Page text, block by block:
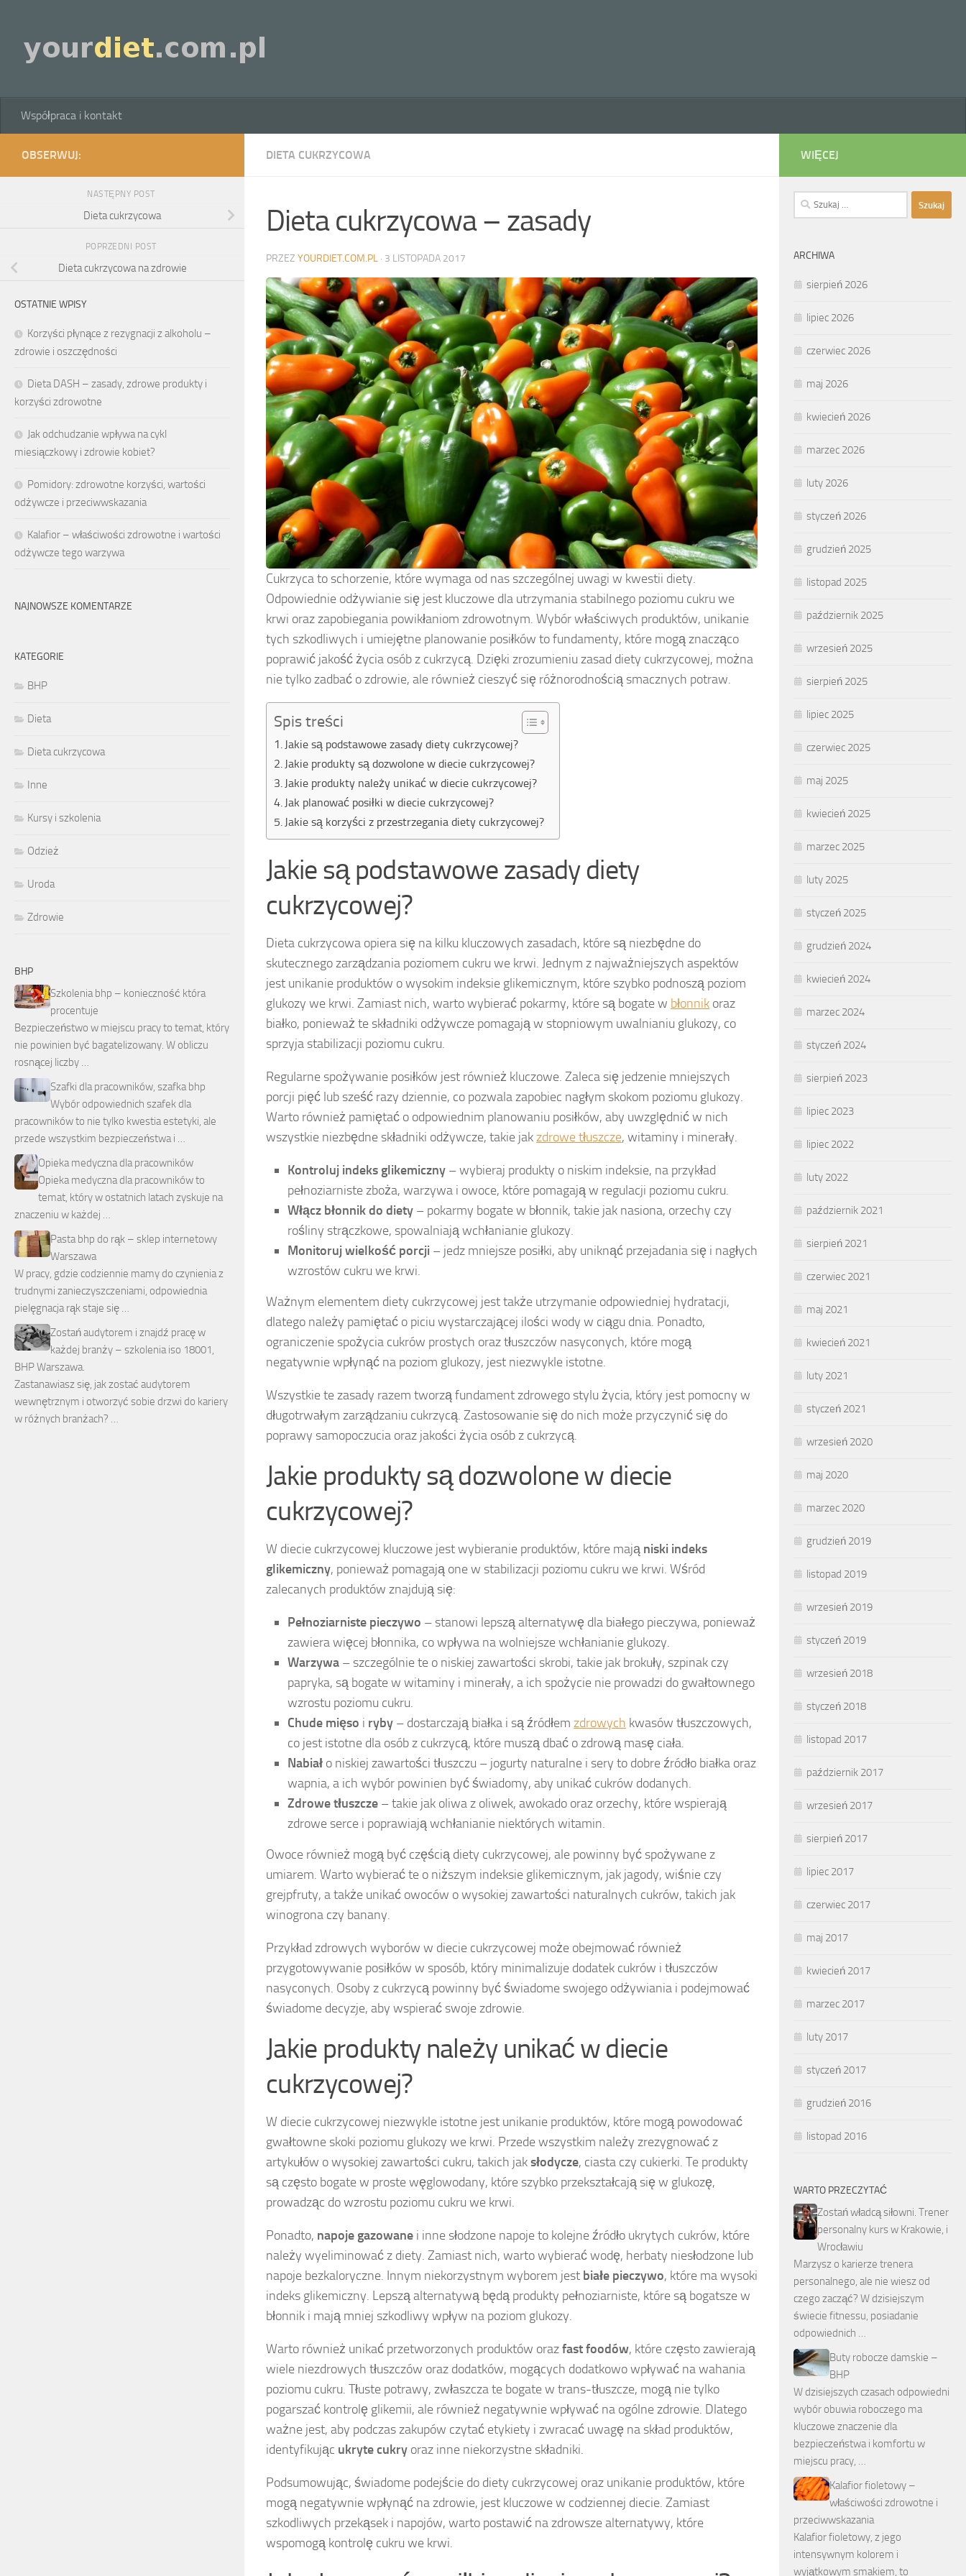
Współpraca i kontakt
DIETA CUKRZYCOWA
Dieta cukrzycowa – zasady
PRZEZ YOURDIET.COM.PL · 3 LISTOPADA 2017
Cukrzyca to schorzenie, które wymaga od nas szczególnej uwagi w kwestii diety.
Odpowiednie odżywianie się jest kluczowe dla utrzymania stabilnego poziomu cukru we
krwi oraz zapobiegania powikłaniom zdrowotnym. Wybór właściwych produktów, unikanie
tych szkodliwych i umiejętne planowanie posiłków to fundamenty, które mogą znacząco
poprawić jakość życia osób z cukrzycą. Dzięki zrozumieniu zasad diety cukrzycowej, można
nie tylko zadbać o zdrowie, ale również cieszyć się różnorodnością smacznych potraw.
Spis treści
Jakie są podstawowe zasady diety cukrzycowej?
Jakie produkty są dozwolone w diecie cukrzycowej?
Jakie produkty należy unikać w diecie cukrzycowej?
Jak planować posiłki w diecie cukrzycowej?
Jakie są korzyści z przestrzegania diety cukrzycowej?
Jakie są podstawowe zasady diety
cukrzycowej?
Dieta cukrzycowa opiera się na kilku kluczowych zasadach, które są niezbędne do
skutecznego zarządzania poziomem cukru we krwi. Jednym z najważniejszych aspektów
jest unikanie produktów o wysokim indeksie glikemicznym, które szybko podnoszą poziom
glukozy we krwi. Zamiast nich, warto wybierać pokarmy, które są bogate w błonnik oraz
białko, ponieważ te składniki odżywcze pomagają w stopniowym uwalnianiu glukozy, co
sprzyja stabilizacji poziomu cukru.
Regularne spożywanie posiłków jest również kluczowe. Zaleca się jedzenie mniejszych
porcji pięć lub sześć razy dziennie, co pozwala zapobiec nagłym skokom poziomu glukozy.
Warto również pamiętać o odpowiednim planowaniu posiłków, aby uwzględnić w nich
wszystkie niezbędne składniki odżywcze, takie jakzdrowe tłuszcze, witaminy i minerały.
Kontroluj indeks glikemiczny – wybieraj produkty o niskim indeksie, na przykład
pełnoziarniste zboża, warzywa i owoce, które pomagają w regulacji poziomu cukru.
Włącz błonnik do diety – pokarmy bogate w błonnik, takie jak nasiona, orzechy czy
rośliny strączkowe, spowalniają wchłanianie glukozy.
Monitoruj wielkość porcji – jedz mniejsze posiłki, aby uniknąć przejadania się i nagłych
wzrostów cukru we krwi.
Ważnym elementem diety cukrzycowej jest także utrzymanie odpowiedniej hydratacji,
dlatego należy pamiętać o piciu wystarczającej ilości wody w ciągu dnia. Ponadto,
ograniczenie spożycia cukrów prostych oraz tłuszczów nasyconych, które mogą
negatywnie wpłynąć na poziom glukozy, jest niezwykle istotne.
Wszystkie te zasady razem tworzą fundament zdrowego stylu życia, który jest pomocny w
długotrwałym zarządzaniu cukrzycą. Zastosowanie się do nich może przyczynić się do
poprawy samopoczucia oraz jakości życia osób z cukrzycą.
Jakie produkty są dozwolone w diecie
cukrzycowej?
W diecie cukrzycowej kluczowe jest wybieranie produktów, które mają niski indeks
glikemiczny, ponieważ pomagają one w stabilizacji poziomu cukru we krwi. Wśród
zalecanych produktów znajdują się:
Pełnoziarniste pieczywo – stanowi lepszą alternatywę dla białego pieczywa, ponieważ
zawiera więcej błonnika, co wpływa na wolniejsze wchłanianie glukozy.
Warzywa – szczególnie te o niskiej zawartości skrobi, takie jak brokuły, szpinak czy
papryka, są bogate w witaminy i minerały, a ich spożycie nie prowadzi do gwałtownego
wzrostu poziomu cukru.
Chude mięso i ryby – dostarczają białka i są źródłem zdrowych kwasów tłuszczowych,
co jest istotne dla osób z cukrzycą, które muszą dbać o zdrową masę ciała.
Nabiał o niskiej zawartości tłuszczu – jogurty naturalne i sery to dobre źródło białka oraz
wapnia, a ich wybór powinien być świadomy, aby unikać cukrów dodanych.
Zdrowe tłuszcze – takie jak oliwa z oliwek, awokado oraz orzechy, które wspierają
zdrowe serce i poprawiają wchłanianie niektórych witamin.
Owoce również mogą być częścią diety cukrzycowej, ale powinny być spożywane z
umiarem. Warto wybierać te o niższym indeksie glikemicznym, jak jagody, wiśnie czy
grejpfruty, a także unikać owoców o wysokiej zawartości naturalnych cukrów, takich jak
winogrona czy banany.
Przykład zdrowych wyborów w diecie cukrzycowej może obejmować również
przygotowywanie posiłków w sposób, który minimalizuje dodatek cukrów i tłuszczów
nasyconych. Osoby z cukrzycą powinny być świadome swojego odżywiania i podejmować
świadome decyzje, aby wspierać swoje zdrowie.
Jakie produkty należy unikać w diecie
cukrzycowej?
W diecie cukrzycowej niezwykle istotne jest unikanie produktów, które mogą powodować
gwałtowne skoki poziomu glukozy we krwi. Przede wszystkim należy zrezygnować z
artykułów o wysokiej zawartości cukru, takich jaksłodycze, ciasta czy cukierki. Te produkty
są często bogate w proste węglowodany, które szybko przekształcają się w glukozę,
prowadząc do wzrostu poziomu cukru we krwi.
Ponadto, napoje gazowane i inne słodzone napoje to kolejne źródło ukrytych cukrów, które
należy wyeliminować z diety. Zamiast nich, warto wybierać wodę, herbaty niesłodzone lub
napoje bezkaloryczne. Innym niekorzystnym wyborem jest białe pieczywo, które ma wysoki
indeks glikemiczny. Lepszą alternatywą będą produkty pełnoziarniste, które są bogatsze w
błonnik i mają mniej szkodliwy wpływ na poziom glukozy.
Warto również unikać przetworzonych produktów orazfast foodów, które często zawierają
wiele niezdrowych tłuszczów oraz dodatków, mogących dodatkowo wpływać na wahania
poziomu cukru. Tłuste potrawy, zwłaszcza te bogate w trans-tłuszcze, mogą nie tylko
pogarszać kontrolę glikemii, ale również negatywnie wpływać na ogólne zdrowie. Dlatego
ważne jest, aby podczas zakupów czytać etykiety i zwracać uwagę na skład produktów,
identyfikując ukryte cukry oraz inne niekorzystne składniki.
Podsumowując, świadome podejście do diety cukrzycowej oraz unikanie produktów, które
mogą negatywnie wpłynąć na zdrowie, jest kluczowe w codziennej diecie. Zamiast
szkodliwych przekąsek i napojów, warto postawić na zdrowsze alternatywy, które
wspomogą kontrolę cukru we krwi.
OBSERWUJ:
NASTĘPNY POST
Dieta cukrzycowa
POPRZEDNI POST
Dieta cukrzycowa na zdrowie
OSTATNIE WPISY
Korzyści płynące z rezygnacji z alkoholu –
zdrowie i oszczędności
Dieta DASH – zasady, zdrowe produkty i
korzyści zdrowotne
Jak odchudzanie wpływa na cykl
miesiączkowy i zdrowie kobiet?
Pomidory: zdrowotne korzyści, wartości
odżywcze i przeciwwskazania
Kalafior – właściwości zdrowotne i wartości
odżywcze tego warzywa
NAJNOWSZE KOMENTARZE
KATEGORIE
BHP
Dieta
Dieta cukrzycowa
Inne
Kursy i szkolenia
Odzież
Uroda
Zdrowie
BHP
Szkolenia bhp – konieczność która
procentuje
Bezpieczeństwo w miejscu pracy to temat, który
nie powinien być bagatelizowany. W obliczu
rosnącej liczby …
Szafki dla pracowników, szafka bhp
Wybór odpowiednich szafek dla
pracowników to nie tylko kwestia estetyki, ale
przede wszystkim bezpieczeństwa i …
Opieka medyczna dla pracowników
Opieka medyczna dla pracowników to
temat, który w ostatnich latach zyskuje na
znaczeniu w każdej …
Pasta bhp do rąk – sklep internetowy
Warszawa
W pracy, gdzie codziennie mamy do czynienia z
trudnymi zanieczyszczeniami, odpowiednia
pielęgnacja rąk staje się …
Zostań audytorem i znajdź pracę w
każdej branży – szkolenia iso 18001,
BHP Warszawa.
Zastanawiasz się, jak zostać audytorem
wewnętrznym i otworzyć sobie drzwi do kariery
w różnych branżach? …
WIĘCEJ
Szukaj:
ARCHIWA
sierpień 2026
lipiec 2026
czerwiec 2026
maj 2026
kwiecień 2026
marzec 2026
luty 2026
styczeń 2026
grudzień 2025
listopad 2025
październik 2025
wrzesień 2025
sierpień 2025
lipiec 2025
czerwiec 2025
maj 2025
kwiecień 2025
marzec 2025
luty 2025
styczeń 2025
grudzień 2024
kwiecień 2024
marzec 2024
styczeń 2024
sierpień 2023
lipiec 2023
lipiec 2022
luty 2022
październik 2021
sierpień 2021
czerwiec 2021
maj 2021
kwiecień 2021
luty 2021
styczeń 2021
wrzesień 2020
maj 2020
marzec 2020
grudzień 2019
listopad 2019
wrzesień 2019
styczeń 2019
wrzesień 2018
styczeń 2018
listopad 2017
październik 2017
wrzesień 2017
sierpień 2017
lipiec 2017
czerwiec 2017
maj 2017
kwiecień 2017
marzec 2017
luty 2017
styczeń 2017
grudzień 2016
listopad 2016
WARTO PRZECZYTAĆ
Zostań władcą siłowni. Trener
personalny kurs w Krakowie, i
Wrocławiu
Marzysz o karierze trenera
personalnego, ale nie wiesz od
czego zacząć? W dzisiejszym
świecie fitnessu, posiadanie
odpowiednich …
Buty robocze damskie –
BHP
W dzisiejszych czasach odpowiedni
wybór obuwia roboczego ma
kluczowe znaczenie dla
bezpieczeństwa i komfortu w
miejscu pracy, …
Kalafior fioletowy –
właściwości zdrowotne i
przeciwwskazania
Kalafior fioletowy, z jego
intensywnym kolorem i
wyjątkowym smakiem, to